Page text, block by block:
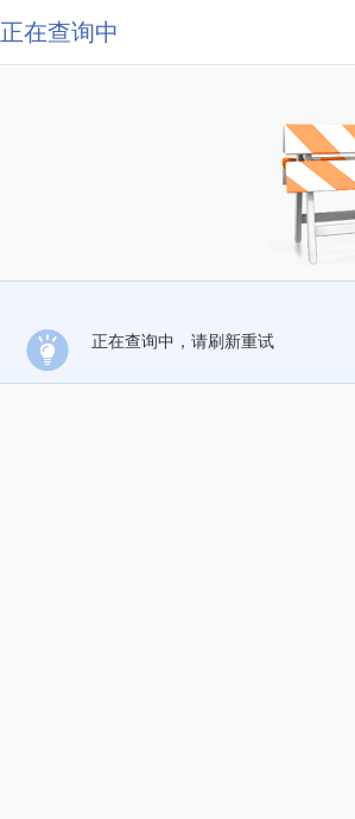
正在查询中
正在查询中，请刷新重试